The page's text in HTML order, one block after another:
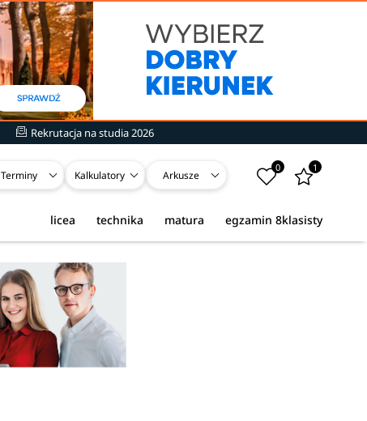
Rekrutacja na studia 2026
Terminy Kalkulatory Arkusze
0 1
egzamin 8klasisty
matura
technika
licea